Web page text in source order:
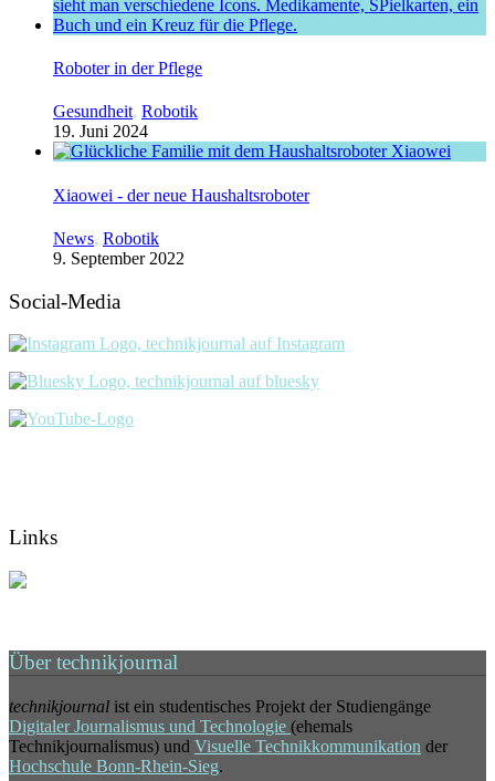
Roboter in der Pflege
Gesundheit, Robotik
19. Juni 2024
Xiaowei - der neue Haushaltsroboter
News, Robotik
9. September 2022
Social-Media
Links
Über technikjournal
technikjournal ist ein studentisches Projekt der Studiengänge
Digitaler Journalismus und Technologie (ehemals
Technikjournalismus) und Visuelle Technikkommunikation der
Hochschule Bonn-Rhein-Sieg.